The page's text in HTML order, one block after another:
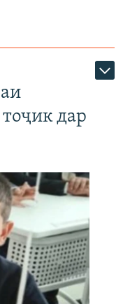
дар